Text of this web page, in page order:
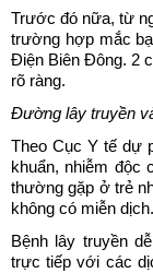
Trước đó nữa, từ
trường hợp mắc
Điện Biên Đông. 2
rõ ràng.
Đường lây truyền
Theo Cục Y tế dự
khuẩn, nhiễm độc
thường gặp ở trẻ
không có miễn dịch.
Bệnh lây truyền
trực tiếp với các